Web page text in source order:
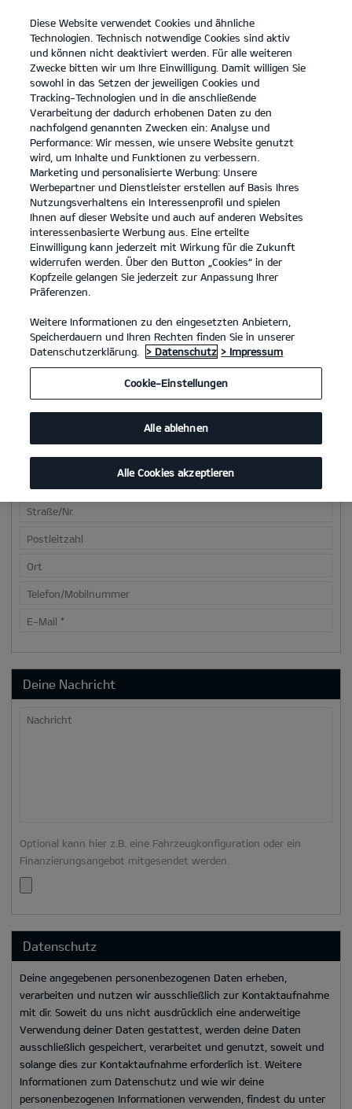
open
menu
KONTAKT
KONTAKT
KONTAKT
Herzlich Willkommen.
Herzlich willkommen! Kontaktiere uns bei Fragen oder
Wünschen einfach über diese Seite. Fülle hierzu bitte alle mit *
markierten Felder aus und nenne uns im Nachrichtenfeld dein
Anliegen. Wir freuen uns auf deine Nachricht und melden uns
schnellstmöglich bei dir.
Du möchtest einen Servicetermin anfragen oder hast Fragen
Serviceformular.Falls du eines unserer aktuellen Kia Modelle
Probe fahren möchtest, nutze einfach unser
Probefahrtformular
Vorname*
Straße/Nr.
Postleitzahl
Ort
Telefon/Mobilnummer
E-Mail *
Deine Nachricht
Nachricht
Optional kann hier z.B. eine Fahrzeugkonfiguration oder ein
Finanzierungsangebot mitgesendet werden.
Datenschutz
Deine angegebenen personenbezogenen Daten erheben,
verarbeiten und nutzen wir ausschließlich zur Kontaktaufnahme
mit dir. Soweit du uns nicht ausdrücklich eine anderweitige
Verwendung deiner Daten gestattest, werden deine Daten
ausschließlich gespeichert, verarbeitet und genutzt, soweit und
solange dies zur Kontaktaufnahme erforderlich ist. Weitere
Informationen zum Datenschutz und wie wir deine
personenbezogenen Informationen verwenden, findest du unter
Diese Website verwendet Cookies und ähnliche
Technologien. Technisch notwendige Cookies sind aktiv
und können nicht deaktiviert werden. Für alle weiteren
Zwecke bitten wir um Ihre Einwilligung. Damit willigen Sie
sowohl in das Setzen der jeweiligen Cookies und
Tracking-Technologien und in die anschließende
Verarbeitung der dadurch erhobenen Daten zu den
nachfolgend genannten Zwecken ein: Analyse und
Performance: Wir messen, wie unsere Website genutzt
wird, um Inhalte und Funktionen zu verbessern.
Marketing und personalisierte Werbung: Unsere
Werbepartner und Dienstleister erstellen auf Basis Ihres
Nutzungsverhaltens ein Interessenprofil und spielen
Ihnen auf dieser Website und auch auf anderen Websites
interessenbasierte Werbung aus. Eine erteilte
Einwilligung kann jederzeit mit Wirkung für die Zukunft
widerrufen werden. Über den Button „Cookies“ in der
Kopfzeile gelangen Sie jederzeit zur Anpassung Ihrer
Präferenzen.
Weitere Informationen zu den eingesetzten Anbietern,
Speicherdauern und Ihren Rechten finden Sie in unserer
Datenschutzerklärung.
> Datenschutz > Impressum
Cookie-Einstellungen
Alle ablehnen
Alle Cookies akzeptieren